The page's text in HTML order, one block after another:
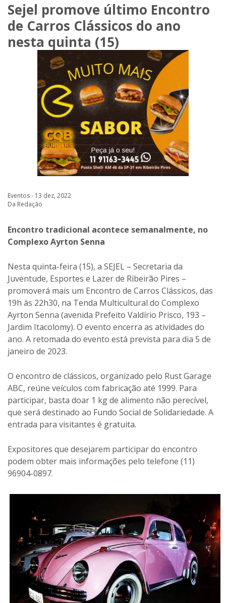
Sejel promove último Encontro
de Carros Clássicos do ano
nesta quinta (15)
Eventos - 13 dez, 2022
Da Redação
Encontro tradicional acontece semanalmente, no
Complexo Ayrton Senna
Nesta quinta-feira (15), a SEJEL – Secretaria da
Juventude, Esportes e Lazer de Ribeirão Pires –
promoverá mais um Encontro de Carros Clássicos, das
19h às 22h30, na Tenda Multicultural do Complexo
Ayrton Senna (avenida Prefeito Valdírio Prisco, 193 –
Jardim Itacolomy). O evento encerra as atividades do
ano. A retomada do evento está prevista para dia 5 de
janeiro de 2023.
O encontro de clássicos, organizado pelo Rust Garage
ABC, reúne veículos com fabricação até 1999. Para
participar, basta doar 1 kg de alimento não perecível,
que será destinado ao Fundo Social de Solidariedade. A
entrada para visitantes é gratuita.
Expositores que desejarem participar do encontro
podem obter mais informações pelo telefone (11)
96904-0897.